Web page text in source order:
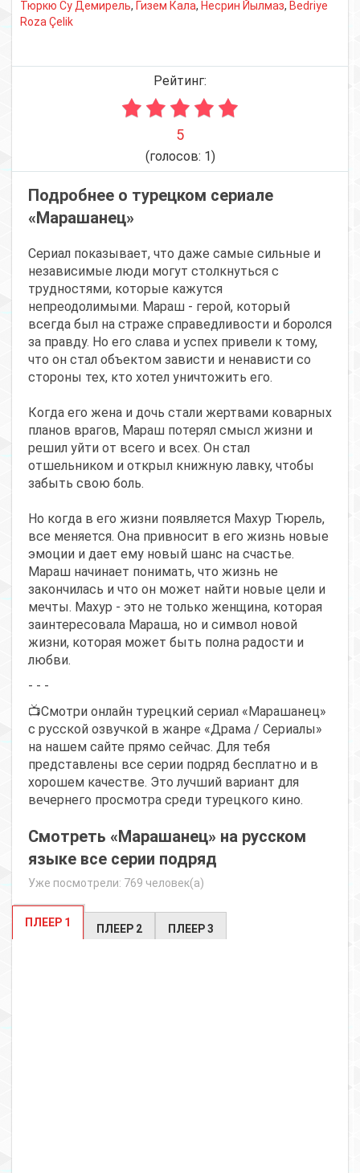
Тюркю Су Демирель, Гизем Кала, Несрин Йылмаз, Bedriye
Roza Çelik
Рейтинг:
5
(голосов: 1)
Подробнее о турецком сериале
«Марашанец»
Сериал показывает, что даже самые сильные и
независимые люди могут столкнуться с
трудностями, которые кажутся
непреодолимыми. Мараш - герой, который
всегда был на страже справедливости и боролся
за правду. Но его слава и успех привели к тому,
что он стал объектом зависти и ненависти со
стороны тех, кто хотел уничтожить его.
Когда его жена и дочь стали жертвами коварных
планов врагов, Мараш потерял смысл жизни и
решил уйти от всего и всех. Он стал
отшельником и открыл книжную лавку, чтобы
забыть свою боль.
Но когда в его жизни появляется Махур Тюрель,
все меняется. Она привносит в его жизнь новые
эмоции и дает ему новый шанс на счастье.
Мараш начинает понимать, что жизнь не
закончилась и что он может найти новые цели и
мечты. Махур - это не только женщина, которая
заинтересовала Мараша, но и символ новой
жизни, которая может быть полна радости и
любви.
- - -
📺Смотри онлайн турецкий сериал «Марашанец»
с русской озвучкой в жанре «Драма / Сериалы»
на нашем сайте прямо сейчас. Для тебя
представлены все серии подряд бесплатно и в
хорошем качестве. Это лучший вариант для
вечернего просмотра среди турецкого кино.
Смотреть «Марашанец» на русском
языке все серии подряд
Уже посмотрели: 769 человек(а)
ПЛЕЕР 1 ПЛЕЕР 2 ПЛЕЕР 3